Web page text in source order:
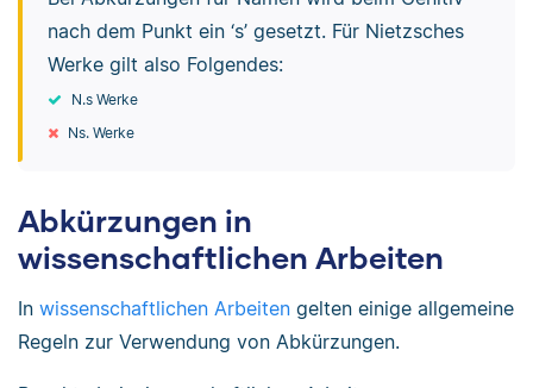
nach dem Punkt ein ‘s’ gesetzt. Für Nietzsches
Werke gilt also Folgendes:
N.s Werke
Ns. Werke
Abkürzungen in
wissenschaftlichen Arbeiten
In wissenschaftlichen Arbeiten gelten einige allgemeine
Regeln zur Verwendung von Abkürzungen.